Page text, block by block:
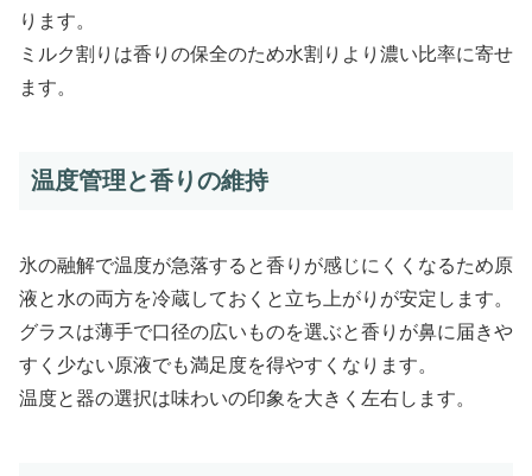
ります。
ミルク割りは香りの保全のため水割りより濃い比率に寄せ
ます。
温度管理と香りの維持
氷の融解で温度が急落すると香りが感じにくくなるため原
液と水の両方を冷蔵しておくと立ち上がりが安定します。
グラスは薄手で口径の広いものを選ぶと香りが鼻に届きや
すく少ない原液でも満足度を得やすくなります。
温度と器の選択は味わいの印象を大きく左右します。